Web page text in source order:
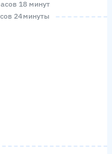
18 минут
24 минуты